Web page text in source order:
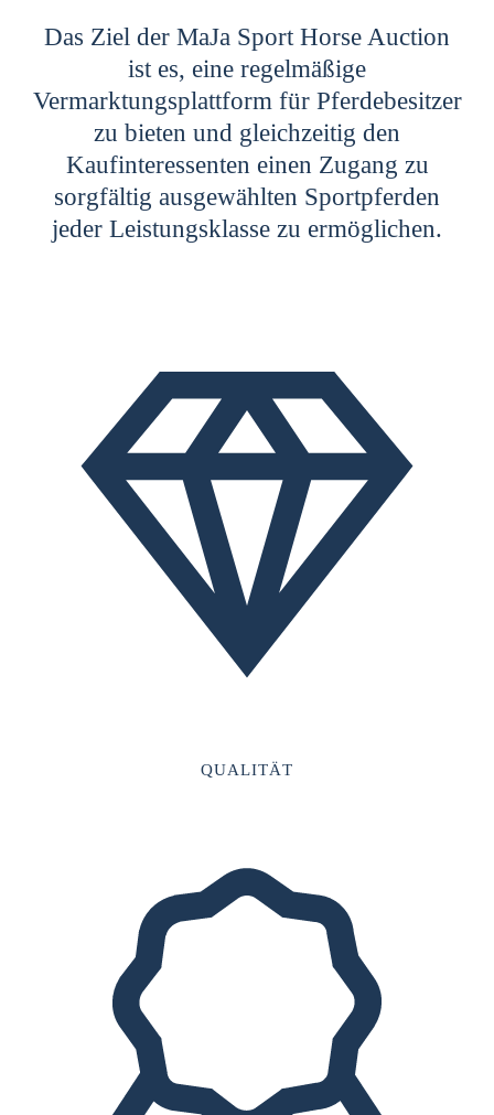
Das Ziel der MaJa Sport Horse Auction
ist es, eine regelmäßige
Vermarktungsplattform für Pferdebesitzer
zu bieten und gleichzeitig den
Kaufinteressenten einen Zugang zu
sorgfältig ausgewählten Sportpferden
jeder Leistungsklasse zu ermöglichen.
QUALITÄT